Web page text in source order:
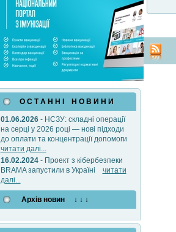
О С Т А Н Н І Н О В И Н И
01.06.2026- НСЗУ: складні операції
на серці у 2026 році — нові підходи
до оплати та концентрації допомоги
читати далі...
16.02.2024- Проект з кібербезпеки
BRAMA запустили в Україні читати
далі...
Архів новин ↓ ↓ ↓